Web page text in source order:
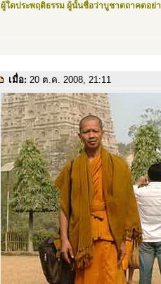
ผู้ใดประพฤติธรรม ผู้นั้นชื่อว่าบูชาตถาคตอย่า
เมื่อ: 20 ต.ค. 2008, 21:11